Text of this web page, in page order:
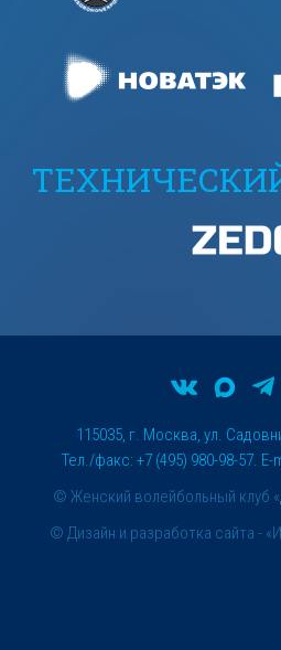
© Женский волейбольный клуб
115035, г. Москва, ул.
Тел./факс: +7 (495) 980-98-57. E-
© Дизайн и разработка сайта -